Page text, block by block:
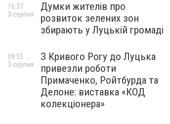
Думки жителів про
розвиток зелених зон
збирають у Луцькій громаді
16:37
3 серпня
З Кривого Рогу до Луцька
привезли роботи
Примаченко, Ройтбурда та
Делоне: виставка «КОД
колекціонера»
09:55
3 серпня